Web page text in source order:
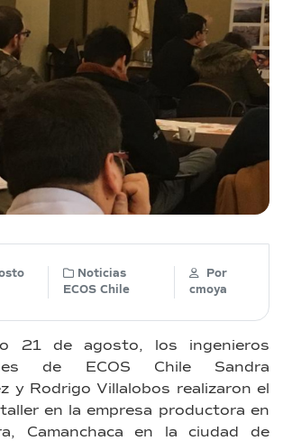
Noticias
ECOS Chile
Por
cmoya
21 de agosto, los ingenieros
de ECOS Chile Sandra
y Rodrigo Villalobos realizaron el
en la empresa productora en
Camanchaca en la ciudad de